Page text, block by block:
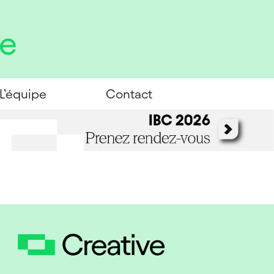
L’équipe Contact